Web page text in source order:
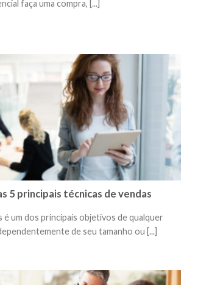
faça uma compra, [...]
5 principais técnicas de vendas
é um dos principais objetivos de qualquer
de seu tamanho ou [...]